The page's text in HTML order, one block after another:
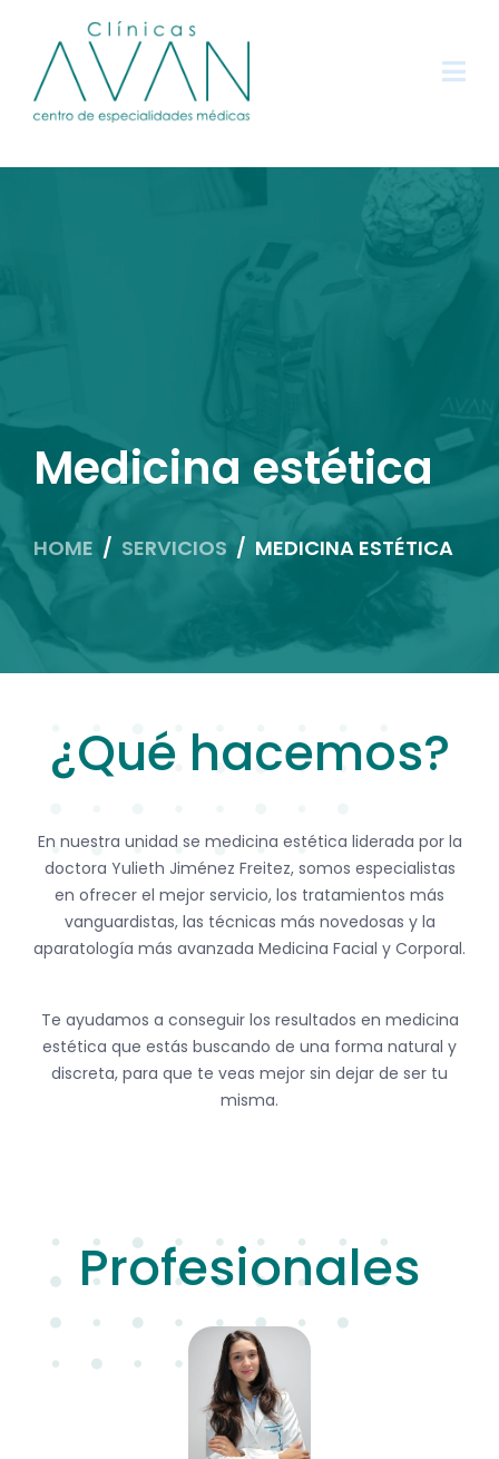
Medicina estética
HOME SERVICIOS MEDICINA ESTÉTICA
¿Qué hacemos?
En nuestra unidad se medicina estética liderada por la
doctora Yulieth Jiménez Freitez, somos especialistas
en ofrecer el mejor servicio, los tratamientos más
vanguardistas, las técnicas más novedosas y la
aparatología más avanzada Medicina Facial y Corporal.
Te ayudamos a conseguir los resultados en medicina
estética que estás buscando de una forma natural y
discreta, para que te veas mejor sin dejar de ser tu
misma.
Profesionales